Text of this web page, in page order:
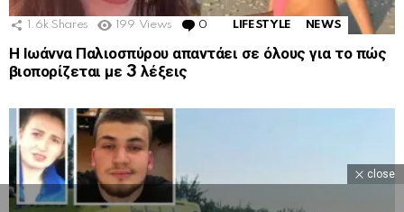
1.6k Shares 199 Views 0 Comments
LIFESTYLE NEWS
Η Ιωάννα Παλιοσπύρου απαντάει σε όλους για το πώς
βιοπορίζεται με 3 λέξεις
close